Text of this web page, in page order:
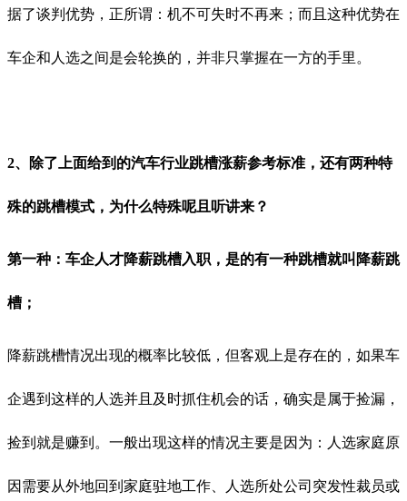
据了谈判优势， 正所谓：机不可失时不再来；而 且这种优势在
车企和人选之间是会轮换的，并非只掌握在一方的手里。
2、除了上面给到的汽车行业跳槽涨薪参考标准，还有两种特
殊的跳槽模式，为什么特殊呢且听讲来？
第一种：车企人才降薪跳槽入职，是的有一种跳槽就叫降薪跳
槽；
降薪跳槽情况出现的概率比较低，但客观上是存在的，如果车
企遇到这样的人选并且及时抓住机会的话，确实是属于捡漏，
捡到就是赚到。一般出现这样的情况主要是因为：人选家庭原
因需要从外地回到家庭驻地工作、人选所处公司突发性裁员或